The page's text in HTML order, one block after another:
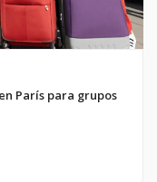
París para grupos